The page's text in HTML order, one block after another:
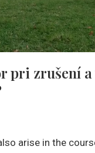
pri zrušení
arise in the